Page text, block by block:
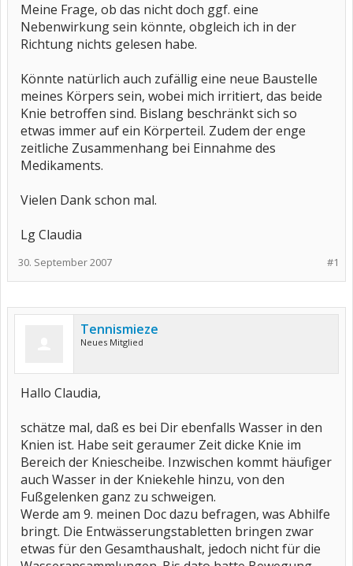
Meine Frage, ob das nicht doch ggf. eine
Nebenwirkung sein könnte, obgleich ich in der
Richtung nichts gelesen habe.
Könnte natürlich auch zufällig eine neue Baustelle
meines Körpers sein, wobei mich irritiert, das beide
Knie betroffen sind. Bislang beschränkt sich so
etwas immer auf ein Körperteil. Zudem der enge
zeitliche Zusammenhang bei Einnahme des
Medikaments.
Vielen Dank schon mal.
Lg Claudia
#1
30. September 2007
Tennismieze
Neues Mitglied
Hallo Claudia,
schätze mal, daß es bei Dir ebenfalls Wasser in den
Knien ist. Habe seit geraumer Zeit dicke Knie im
Bereich der Kniescheibe. Inzwischen kommt häufiger
auch Wasser in der Kniekehle hinzu, von den
Fußgelenken ganz zu schweigen.
Werde am 9. meinen Doc dazu befragen, was Abhilfe
bringt. Die Entwässerungstabletten bringen zwar
etwas für den Gesamthaushalt, jedoch nicht für die